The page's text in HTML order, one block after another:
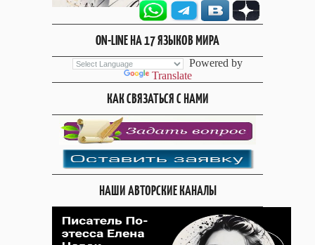
ON-LINE НА 17 ЯЗЫКОВ МИРА
Powered by
Translate
КАК СВЯЗАТЬСЯ С НАМИ
НАШИ АВТОРСКИЕ КАНАЛЫ